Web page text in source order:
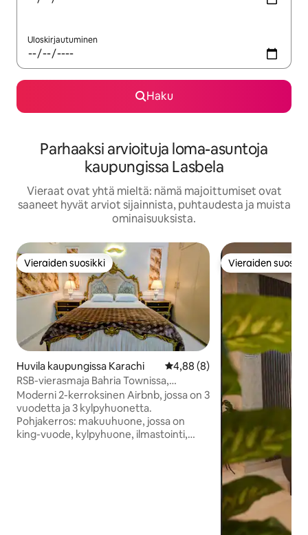
Uloskirjautuminen
Haku
Parhaaksi arvioituja loma-asuntoja
kaupungissa Lasbela
Vieraat ovat yhtä mieltä: nämä majoittumiset ovat
saaneet hyvät arviot sijainnista, puhtaudesta ja muista
ominaisuuksista.
Vieraiden suosikki
Vieraiden suosikki
Huvila kaupungissa Karachi Keskimääräinen arvio 4,88/5,
4,88 (8)
RSB-vierasmaja Bahria Townissa,
Karachissa
Moderni 2-kerroksinen Airbnb, jossa on 3
vuodetta ja 3 kylpyhuonetta.
Pohjakerros: makuuhuone, jossa on
king-vuode, kylpyhuone, ilmastointi,
Vieraiden
Vieraiden